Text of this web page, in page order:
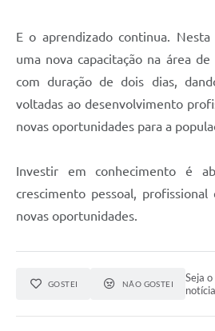
E o aprendizado continua.
uma nova capacitação na área
com duração de dois dias,
voltadas ao desenvolvimento
novas oportunidades para a
Investir em conhecimento é
crescimento pessoal,
novas oportunidades.
GOSTEI NÃO GOSTEI
Seja